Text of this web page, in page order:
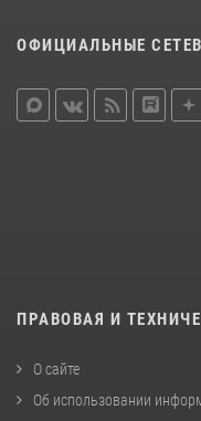
ОФИЦИАЛЬНЫЕ
ПРАВОВАЯ И
О сайте
Об использовании